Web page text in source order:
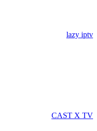
lazy iptv
CAST X TV